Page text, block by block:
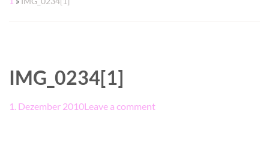
IMG_0234[1]
1. Dezember 2010Leave a comment